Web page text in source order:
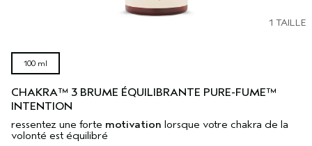
1 TAILLE
100 ml
CHAKRA™ 3 BRUME ÉQUILIBRANTE PURE-FUME™
INTENTION
ressentez une forte motivation lorsque votre chakra de la
volonté est équilibré